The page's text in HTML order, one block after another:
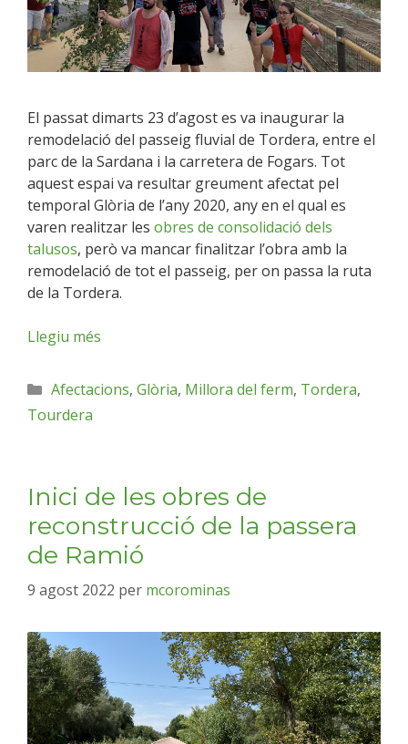
El passat dimarts 23 d’agost es va inaugurar la
remodelació del passeig fluvial de Tordera, entre el
parc de la Sardana i la carretera de Fogars. Tot
aquest espai va resultar greument afectat pel
temporal Glòria de l’any 2020, any en el qual es
varen realitzar les obres de consolidació dels
talusos, però va mancar finalitzar l’obra amb la
remodelació de tot el passeig, per on passa la ruta
de la Tordera.
Llegiu més
Afectacions, Glòria, Millora del ferm, Tordera,
Tourdera
Inici de les obres de
reconstrucció de la passera
de Ramió
9 agost 2022 per mcorominas